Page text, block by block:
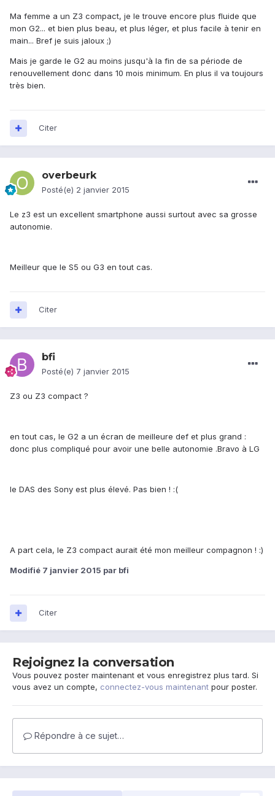
Ma femme a un Z3 compact, je le trouve encore plus fluide que
mon G2... et bien plus beau, et plus léger, et plus facile à tenir en
main... Bref je suis jaloux ;)
Mais je garde le G2 au moins jusqu'à la fin de sa période de
renouvellement donc dans 10 mois minimum. En plus il va toujours
très bien.
Citer
overbeurk
Posté(e) 2 janvier 2015
Le z3 est un excellent smartphone aussi surtout avec sa grosse
autonomie.
Meilleur que le S5 ou G3 en tout cas.
Citer
bfi
Posté(e) 7 janvier 2015
Z3 ou Z3 compact ?
en tout cas, le G2 a un écran de meilleure def et plus grand :
donc plus compliqué pour avoir une belle autonomie .Bravo à LG
le DAS des Sony est plus élevé. Pas bien ! :(
A part cela, le Z3 compact aurait été mon meilleur compagnon ! :)
Modifié 7 janvier 2015 par bfi
Citer
Rejoignez la conversation
Vous pouvez poster maintenant et vous enregistrez plus tard. Si
vous avez un compte, connectez-vous maintenant pour poster.
Répondre à ce sujet…